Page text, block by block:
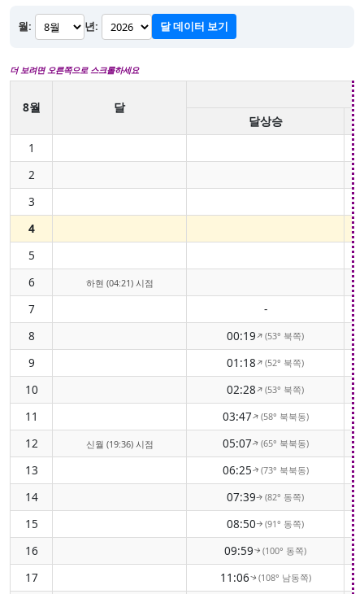
월: 년: 달 데이터 보기
더 보려면 오른쪽으로 스크롤하세요
8월
달
달상승
1
2
3
4
5
6
하현 (04:21) 시점
7
-
8
00:19↑(53° 북쪽)
9 01:18↑(52° 북쪽)
10 02:28↑(53° 북쪽)
11 03:47↑(58° 북북동)
12 신월 (19:36) 시점 05:07↑(65° 북북동)
13 06:25↑(73° 북북동)
14 07:39↑(82° 동쪽)
15 08:50↑(91° 동쪽)
16 09:59↑(100° 동쪽)
17 11:06↑(108° 남동쪽)